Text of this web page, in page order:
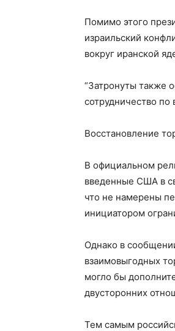
Помимо этого
израильский
вокруг иранской
“Затронуты также
сотрудничество
Восстановление
В официальном
введенные США в
что не намерены
инициатором
Однако в
взаимовыгодных
могло бы
двусторонних
Тем самым